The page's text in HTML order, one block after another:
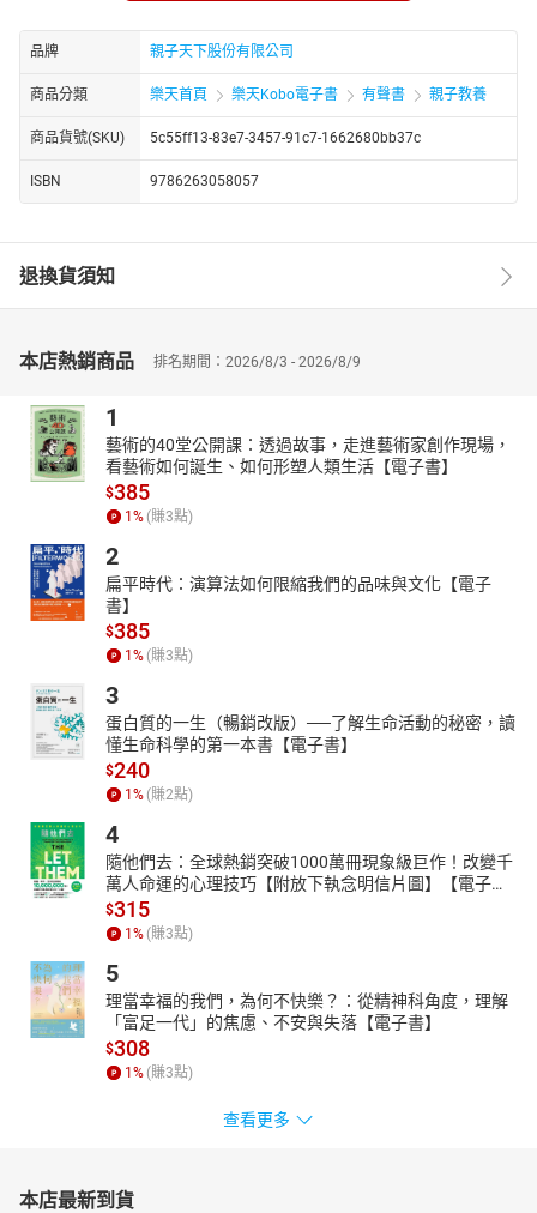
作者介紹
張友漁
臺灣兒童文學作家。花蓮玉里鎮人，專職寫作二十餘年。
小說總是會讓小說家遇見一些事，
或者說，小說家總是能遇見一些可以變成小說的事。
更精準的說，小說家的眼裡，看到的都是故事，
出版過《壞學姊》、《悶蛋小鎮》、《今天好嗎？公主殿下》、
《阿國在蘇花公路上騎單車》、《西貢小子》、《我的爸爸是流
樹》、【小頭目優瑪】系列，以及【小徒弟兔寶的創作課】系列：
大海的讚美》《森林裡的怪咖》……等四十餘本著作。
品牌 親子天下股份有限公司
商品分類 樂天首頁 樂天Kobo電子書 有聲書 親子教養
商品貨號(SKU) 5c55ff13-83e7-3457-91c7-1662680bb37c
ISBN 9786263058057
退換貨須知
本店熱銷商品 排名期間：2026/8/3 - 2026/8/9
1
藝術的40堂公開課：透過故事，走進藝術家創作現場，
看藝術如何誕生、如何形塑人類生活【電子書】
$385
1 % (賺3點)
2
扁平時代：演算法如何限縮我們的品味與文化【電子
書】
$385
1 % (賺3點)
3
蛋白質的一生（暢銷改版）──了解生命活動的秘密，讀
懂生命科學的第一本書【電子書】
$240
1 % (賺2點)
4
隨他們去：全球熱銷突破1000萬冊現象級巨作！改變千
萬人命運的心理技巧【附放下執念明信片圖】【電子
書】
$315
1 % (賺3點)
5
理當幸福的我們，為何不快樂？：從精神科角度，理解
「富足一代」的焦慮、不安與失落【電子書】
$308
1 % (賺3點)
查看更多
本店最新到貨